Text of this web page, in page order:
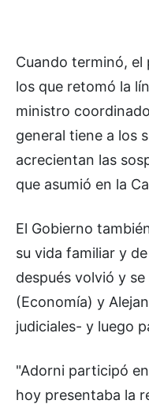
Cuando terminó, el
los que retomó la
ministro
general tiene a los
acrecientan las
que asumió en la
El Gobierno
su vida familiar y
después volvió y
(Economía) y
judiciales- y luego
"Adorni participó
hoy presentaba la